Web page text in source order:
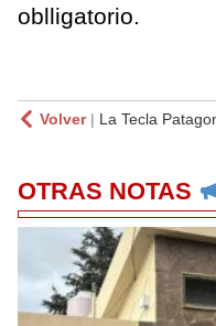
oblligatorio.
Volver| La Tecla
OTRAS NOTAS